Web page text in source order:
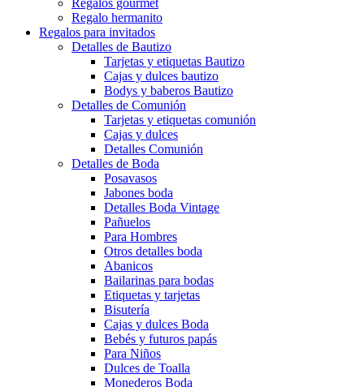
Regalos gourmet
Regalo hermanito
Regalos para invitados
Detalles de Bautizo
Tarjetas y etiquetas Bautizo
Cajas y dulces bautizo
Bodys y baberos Bautizo
Detalles de Comunión
Tarjetas y etiquetas comunión
Cajas y dulces
Detalles Comunión
Detalles de Boda
Posavasos
Jabones boda
Detalles Boda Vintage
Pañuelos
Para Hombres
Otros detalles boda
Abanicos
Bailarinas para bodas
Etiquetas y tarjetas
Bisutería
Cajas y dulces Boda
Bebés y futuros papás
Para Niños
Dulces de Toalla
Monederos Boda